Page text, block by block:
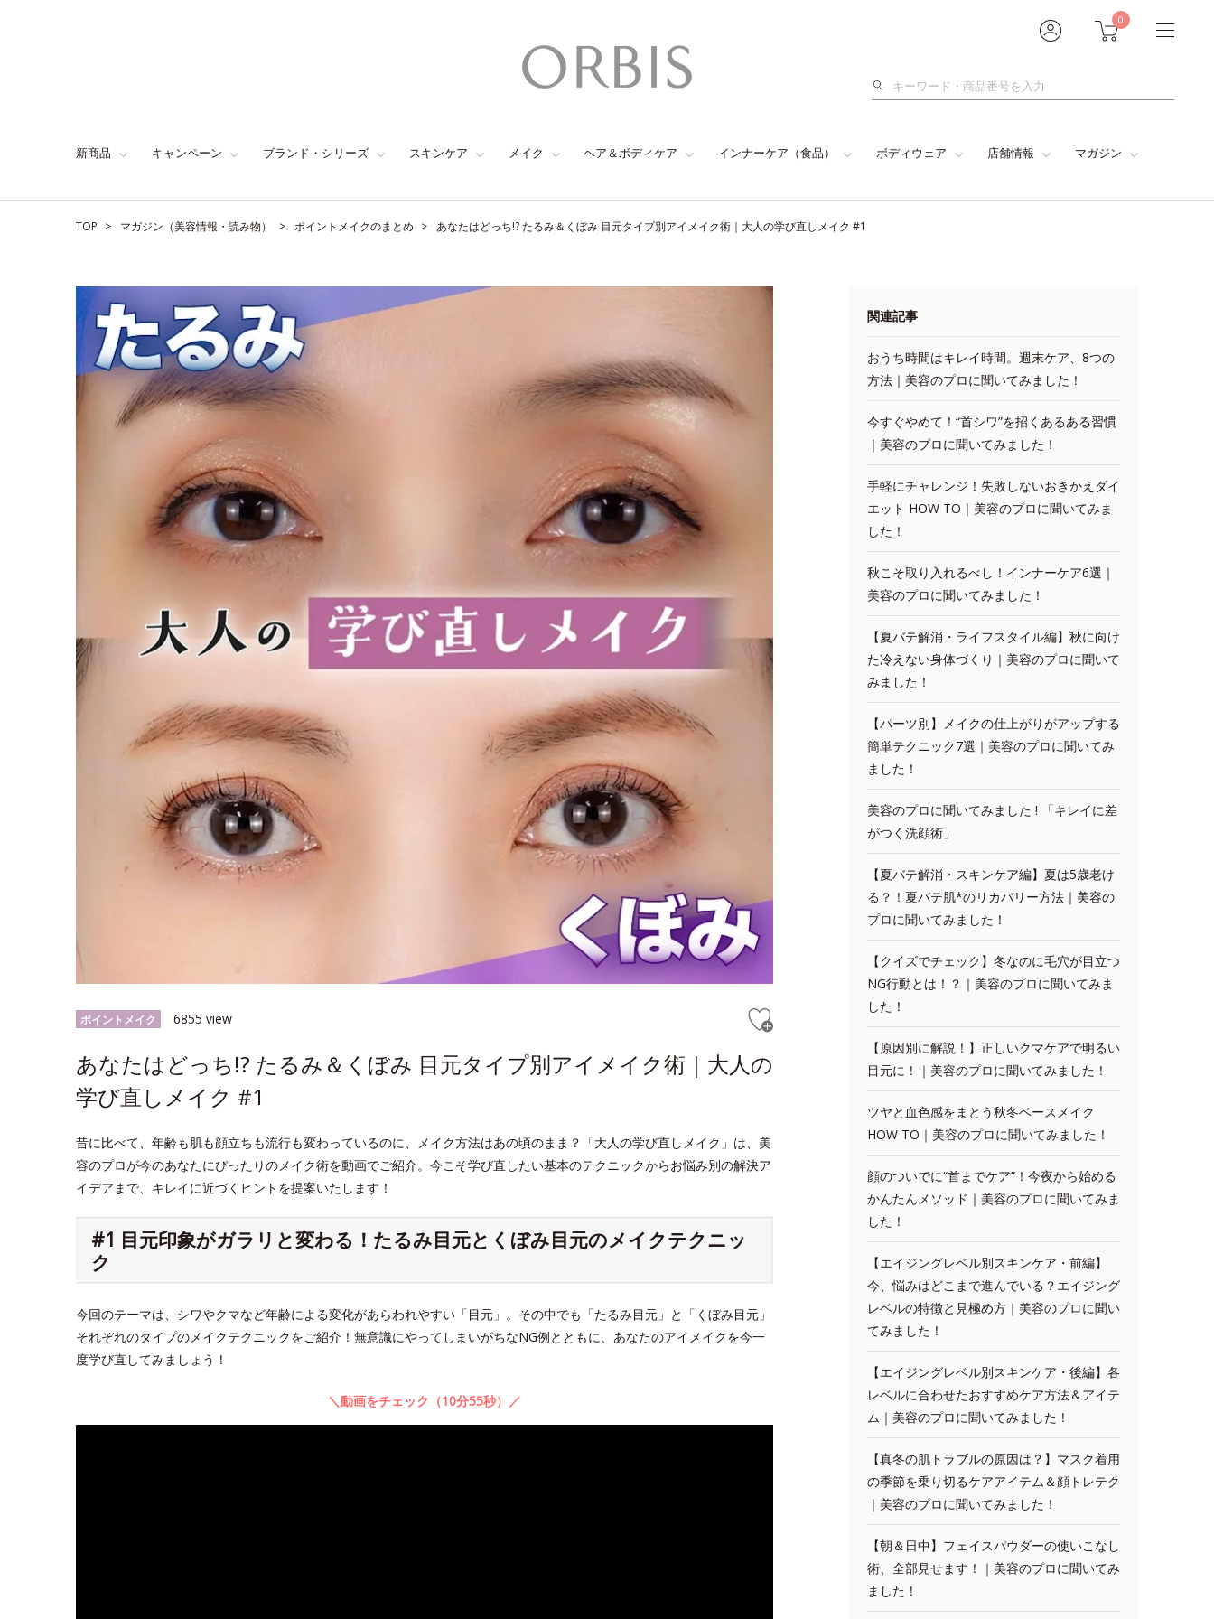
0
検
新商品 キャンペーン ブランド・シリーズ スキンケア メイク ヘア＆ボディケア インナーケア（食品） ボディウェア 店舗情報 マガジン
TOP マガジン（美容情報・読み物） ポイントメイクのまとめ あなたはどっち!? たるみ＆くぼみ 目元タイプ別アイメイク術｜大人の学び直しメイク #1
ポイントメイク 6855 view
あなたはどっち!? たるみ＆くぼみ 目元タイプ別アイメイク術｜大人の
学び直しメイク #1
昔に比べて、年齢も肌も顔立ちも流行も変わっているのに、メイク方法はあの頃のまま？「大人の学び直しメイク」は、美
容のプロが今のあなたにぴったりのメイク術を動画でご紹介。今こそ学び直したい基本のテクニックからお悩み別の解決ア
イデアまで、キレイに近づくヒントを提案いたします！
#1 目元印象がガラリと変わる！たるみ目元とくぼみ目元のメイクテクニッ
ク
今回のテーマは、シワやクマなど年齢による変化があらわれやすい「目元」。その中でも「たるみ目元」と「くぼみ目元」
それぞれのタイプのメイクテクニックをご紹介！無意識にやってしまいがちなNG例とともに、あなたのアイメイクを今一
度学び直してみましょう！
＼動画をチェック（10分55秒）／
関連記事
おうち時間はキレイ時間。週末ケア、8つの
方法｜美容のプロに聞いてみました！
今すぐやめて！“首シワ”を招くあるある習慣
｜美容のプロに聞いてみました！
手軽にチャレンジ！失敗しないおきかえダイ
エット HOW TO｜美容のプロに聞いてみま
した！
秋こそ取り入れるべし！インナーケア6選｜
美容のプロに聞いてみました！
【夏バテ解消・ライフスタイル編】秋に向け
た冷えない身体づくり｜美容のプロに聞いて
みました！
【パーツ別】メイクの仕上がりがアップする
簡単テクニック7選｜美容のプロに聞いてみ
ました！
美容のプロに聞いてみました ! 「キレイに差
がつく洗顔術」
【夏バテ解消・スキンケア編】夏は5歳老け
る？！夏バテ肌*のリカバリー方法｜美容の
プロに聞いてみました！
【クイズでチェック】冬なのに毛穴が目立つ
NG行動とは！？｜美容のプロに聞いてみま
した！
【原因別に解説！】正しいクマケアで明るい
目元に！｜美容のプロに聞いてみました！
ツヤと血色感をまとう秋冬ベースメイク
HOW TO｜美容のプロに聞いてみました！
顔のついでに“首までケア”！今夜から始める
かんたんメソッド｜美容のプロに聞いてみま
した！
【エイジングレベル別スキンケア・前編】
今、悩みはどこまで進んでいる？エイジング
レベルの特徴と見極め方｜美容のプロに聞い
てみました！
【エイジングレベル別スキンケア・後編】各
レベルに合わせたおすすめケア方法＆アイテ
ム｜美容のプロに聞いてみました！
【真冬の肌トラブルの原因は？】マスク着用
の季節を乗り切るケアアイテム＆顔トレテク
｜美容のプロに聞いてみました！
【朝＆日中】フェイスパウダーの使いこなし
術、全部見せます！｜美容のプロに聞いてみ
ました！